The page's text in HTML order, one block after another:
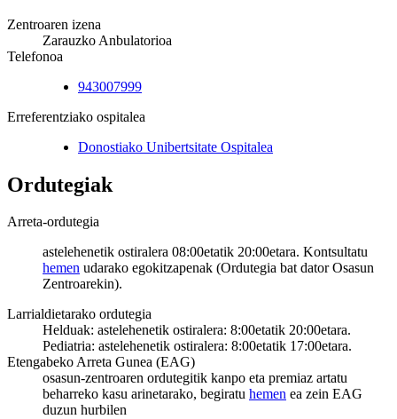
Zentroaren izena
Zarauzko Anbulatorioa
Telefonoa
943007999
Erreferentziako ospitalea
Donostiako Unibertsitate Ospitalea
Ordutegiak
Arreta-ordutegia
astelehenetik ostiralera 08:00etatik 20:00etara. Kontsultatu
hemen udarako egokitzapenak (Ordutegia bat dator Osasun
Zentroarekin).
Larrialdietarako ordutegia
Helduak: astelehenetik ostiralera: 8:00etatik 20:00etara.
Pediatria: astelehenetik ostiralera: 8:00etatik 17:00etara.
Etengabeko Arreta Gunea (EAG)
osasun-zentroaren ordutegitik kanpo eta premiaz artatu
beharreko kasu arinetarako, begiratu hemen ea zein EAG
duzun hurbilen